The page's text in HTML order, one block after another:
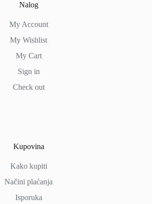
Nalog
My Account
My Wishlist
My Cart
Sign in
Check out
Kupovina
Kako kupiti
Načiniplaćanja
Isporuka